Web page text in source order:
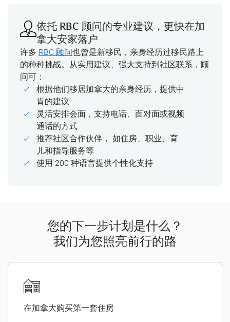
依托 RBC 顾问的专业建议，更快在加
拿大安家落户
许多 RBC 顾问也曾是新移民，亲身经历过移民路上
的种种挑战。从实用建议、强大支持到社区联系，顾
问可：
根据他们移居加拿大的亲身经历，提供中
肯的建议
灵活安排会面， 支持电话、面对面或视频
通话的方式
推荐社区合作伙伴， 如住房、职业、育
儿和指导服务等
使用 200 种语言提供个性化支持
您的下一步计划是什么？
我们为您照亮前行的路
在加拿大购买第一套住房